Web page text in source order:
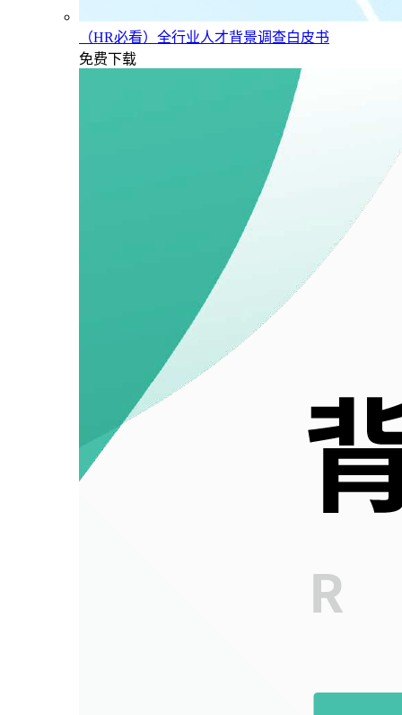
（HR必看）全行业人才背景调查白皮书
免费下载